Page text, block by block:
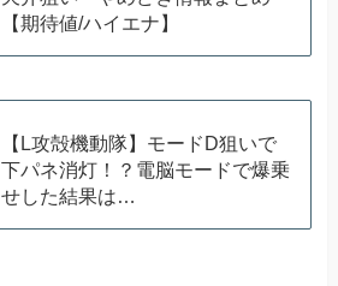
【期待値/ハイエナ】
【L攻殻機動隊】モードD狙いで
下パネ消灯！？電脳モードで爆乗
せした結果は…